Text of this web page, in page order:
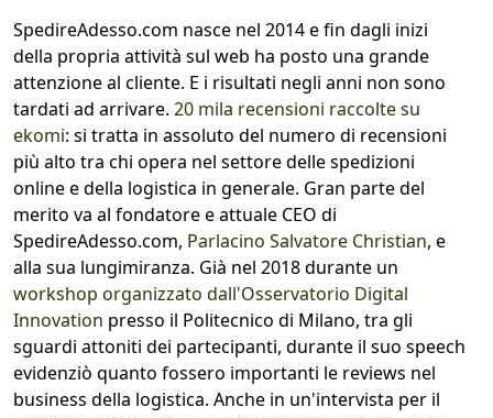
SpedireAdesso.com nasce nel 2014 e fin dagli inizi
della propria attività sul web ha posto una grande
attenzione al cliente. E i risultati negli anni non sono
tardati ad arrivare. 20 mila recensioni raccolte su
ekomi: si tratta in assoluto del numero di recensioni
più alto tra chi opera nel settore delle spedizioni
online e della logistica in generale. Gran parte del
merito va al fondatore e attuale CEO di
SpedireAdesso.com, Parlacino Salvatore Christian, e
alla sua lungimiranza. Già nel 2018 durante un
workshop organizzato dall'Osservatorio Digital
Innovation presso il Politecnico di Milano, tra gli
sguardi attoniti dei partecipanti, durante il suo speech
evidenziò quanto fossero importanti le reviews nel
business della logistica. Anche in un'intervista per il